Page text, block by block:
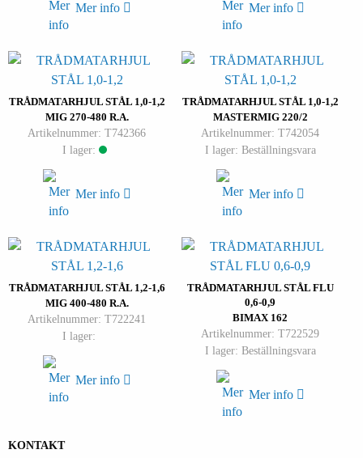
Mer info Mer info
TRÅDMATARHJUL STÅL 1,0-1,2
MIG 270-480 R.A.
Artikelnummer: T742366
I lager:
Mer info
TRÅDMATARHJUL STÅL 1,0-1,2
MASTERMIG 220/2
Artikelnummer: T742054
I lager: Beställningsvara
Mer info
TRÅDMATARHJUL STÅL 1,2-1,6
MIG 400-480 R.A.
Artikelnummer: T722241
I lager:
Mer info
TRÅDMATARHJUL STÅL FLU
0,6-0,9
BIMAX 162
Artikelnummer: T722529
I lager: Beställningsvara
Mer info
KONTAKT